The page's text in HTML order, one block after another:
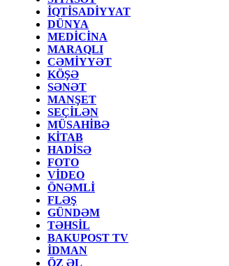
İQTİSADİYYAT
DÜNYA
MEDİCİNA
MARAQLI
CƏMİYYƏT
KÖŞƏ
SƏNƏT
MANŞET
SEÇİLƏN
MÜSAHİBƏ
KİTAB
HADİSƏ
FOTO
VİDEO
ÖNƏMLİ
FLƏŞ
GÜNDƏM
TƏHSİL
BAKUPOST TV
İDMAN
ÖZ ƏL